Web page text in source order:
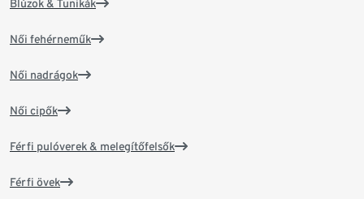
Blúzok & Tunikák
Női fehérneműk
Női nadrágok
Női cipők
Férfi pulóverek & melegítőfelsők
Férfi övek